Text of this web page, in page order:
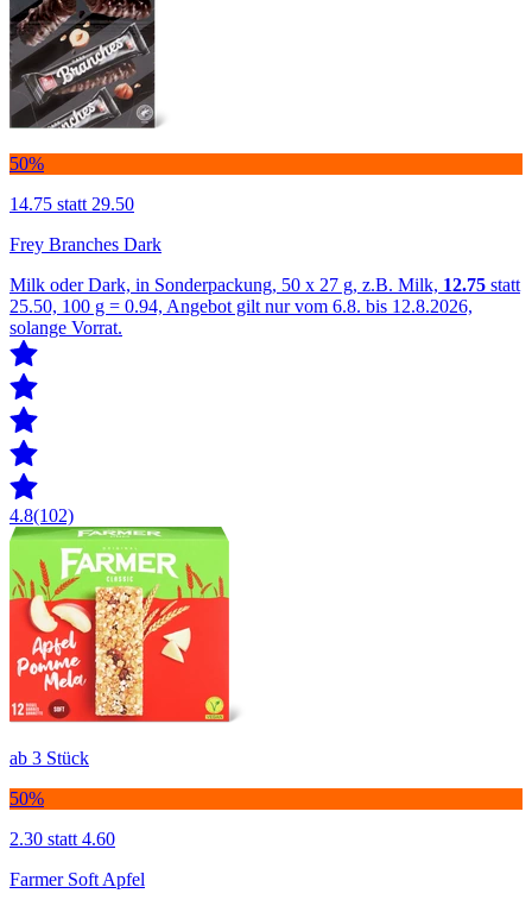
50%
14.75 statt 29.50
Frey Branches Dark
Milk oder Dark, in Sonderpackung, 50 x 27 g, z.B. Milk, 12.75 statt
25.50, 100 g = 0.94, Angebot gilt nur vom 6.8. bis 12.8.2026,
solange Vorrat.
4.8(102)
ab 3 Stück
50%
2.30 statt 4.60
Farmer Soft Apfel